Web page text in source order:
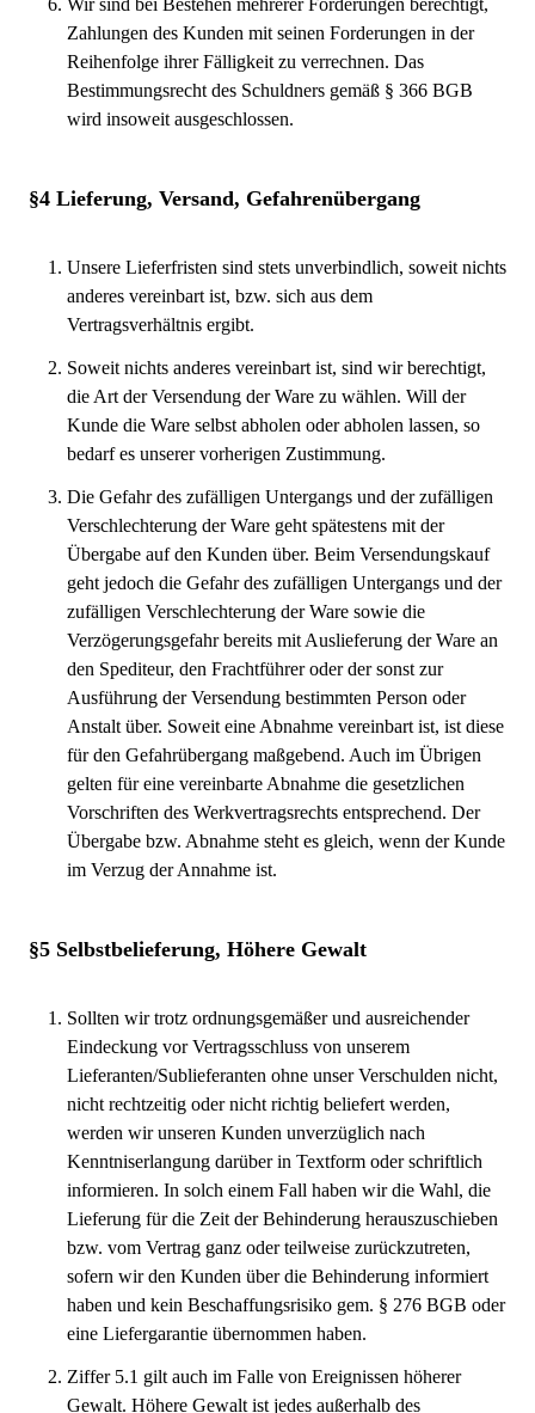
Wir sind bei Bestehen mehrerer Forderungen berechtigt,
Zahlungen des Kunden mit seinen Forderungen in der
Reihenfolge ihrer Fälligkeit zu verrechnen. Das
Bestimmungsrecht des Schuldners gemäß § 366 BGB
wird insoweit ausgeschlossen.
§4 Lieferung, Versand, Gefahrenübergang
Unsere Lieferfristen sind stets unverbindlich, soweit nichts
anderes vereinbart ist, bzw. sich aus dem
Vertragsverhältnis ergibt.
Soweit nichts anderes vereinbart ist, sind wir berechtigt,
die Art der Versendung der Ware zu wählen. Will der
Kunde die Ware selbst abholen oder abholen lassen, so
bedarf es unserer vorherigen Zustimmung.
Die Gefahr des zufälligen Untergangs und der zufälligen
Verschlechterung der Ware geht spätestens mit der
Übergabe auf den Kunden über. Beim Versendungskauf
geht jedoch die Gefahr des zufälligen Untergangs und der
zufälligen Verschlechterung der Ware sowie die
Verzögerungsgefahr bereits mit Auslieferung der Ware an
den Spediteur, den Frachtführer oder der sonst zur
Ausführung der Versendung bestimmten Person oder
Anstalt über. Soweit eine Abnahme vereinbart ist, ist diese
für den Gefahrübergang maßgebend. Auch im Übrigen
gelten für eine vereinbarte Abnahme die gesetzlichen
Vorschriften des Werkvertragsrechts entsprechend. Der
Übergabe bzw. Abnahme steht es gleich, wenn der Kunde
im Verzug der Annahme ist.
§5 Selbstbelieferung, Höhere Gewalt
Sollten wir trotz ordnungsgemäßer und ausreichender
Eindeckung vor Vertragsschluss von unserem
Lieferanten/Sublieferanten ohne unser Verschulden nicht,
nicht rechtzeitig oder nicht richtig beliefert werden,
werden wir unseren Kunden unverzüglich nach
Kenntniserlangung darüber in Textform oder schriftlich
informieren. In solch einem Fall haben wir die Wahl, die
Lieferung für die Zeit der Behinderung herauszuschieben
bzw. vom Vertrag ganz oder teilweise zurückzutreten,
sofern wir den Kunden über die Behinderung informiert
haben und kein Beschaffungsrisiko gem. § 276 BGB oder
eine Liefergarantie übernommen haben.
Ziffer 5.1 gilt auch im Falle von Ereignissen höherer
Gewalt. Höhere Gewalt ist jedes außerhalb des